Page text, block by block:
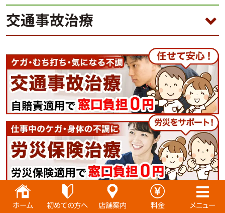
ホーム 初めての方へ 店舗案内 料金 メニュー
交通事故治療